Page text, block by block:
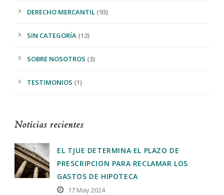
DERECHO MERCANTIL (93)
SIN CATEGORÍA (12)
SOBRE NOSOTROS (3)
TESTIMONIOS (1)
Noticias recientes
EL TJUE DETERMINA EL PLAZO DE
PRESCRIPCION PARA RECLAMAR LOS
GASTOS DE HIPOTECA
17 May 2024